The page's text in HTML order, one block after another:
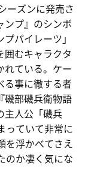
ーズンに発売さ
ンプ』のシンボ
パイレーツ」
囲むキャラクタ
れている。ケー
る事に徹する者
磯部磯兵衛物語
主人公「磯兵
っていて非常に
浮かべてさえ
のか凄く気にな